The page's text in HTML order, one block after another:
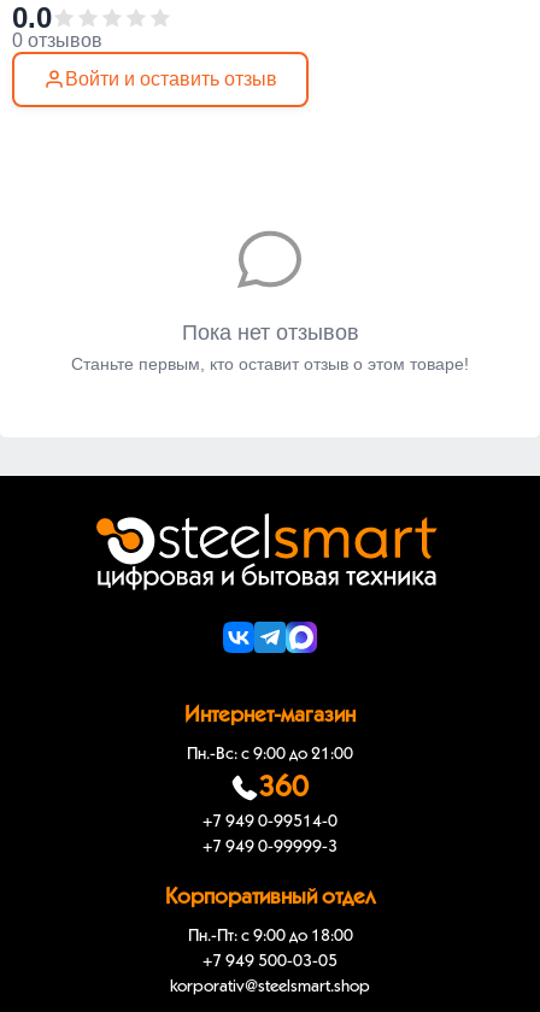
0.0
0 отзывов
Войти и оставить отзыв
Пока нет отзывов
Станьте первым, кто оставит отзыв о этом товаре!
Интернет-магазин
Пн.-Вс: с 9:00 до 21:00
360
+7 949 0-99514-0
+7 949 0-99999-3
Корпоративный отдел
Пн.-Пт: с 9:00 до 18:00
+7 949 500-03-05
korporativ@steelsmart.shop